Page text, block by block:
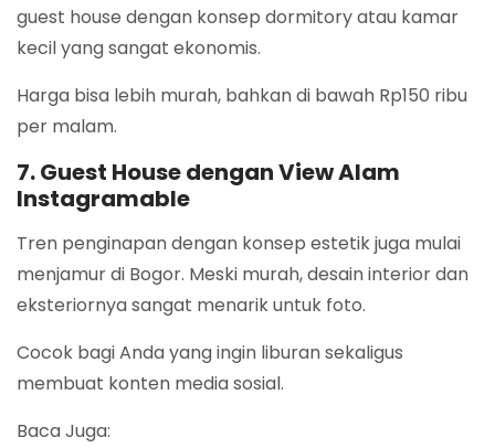
guest house dengan konsep dormitory atau kamar
kecil yang sangat ekonomis.
Harga bisa lebih murah, bahkan di bawah Rp150 ribu
per malam.
7. Guest House dengan View Alam
Instagramable
Tren penginapan dengan konsep estetik juga mulai
menjamur di Bogor. Meski murah, desain interior dan
eksteriornya sangat menarik untuk foto.
Cocok bagi Anda yang ingin liburan sekaligus
membuat konten media sosial.
Baca Juga: